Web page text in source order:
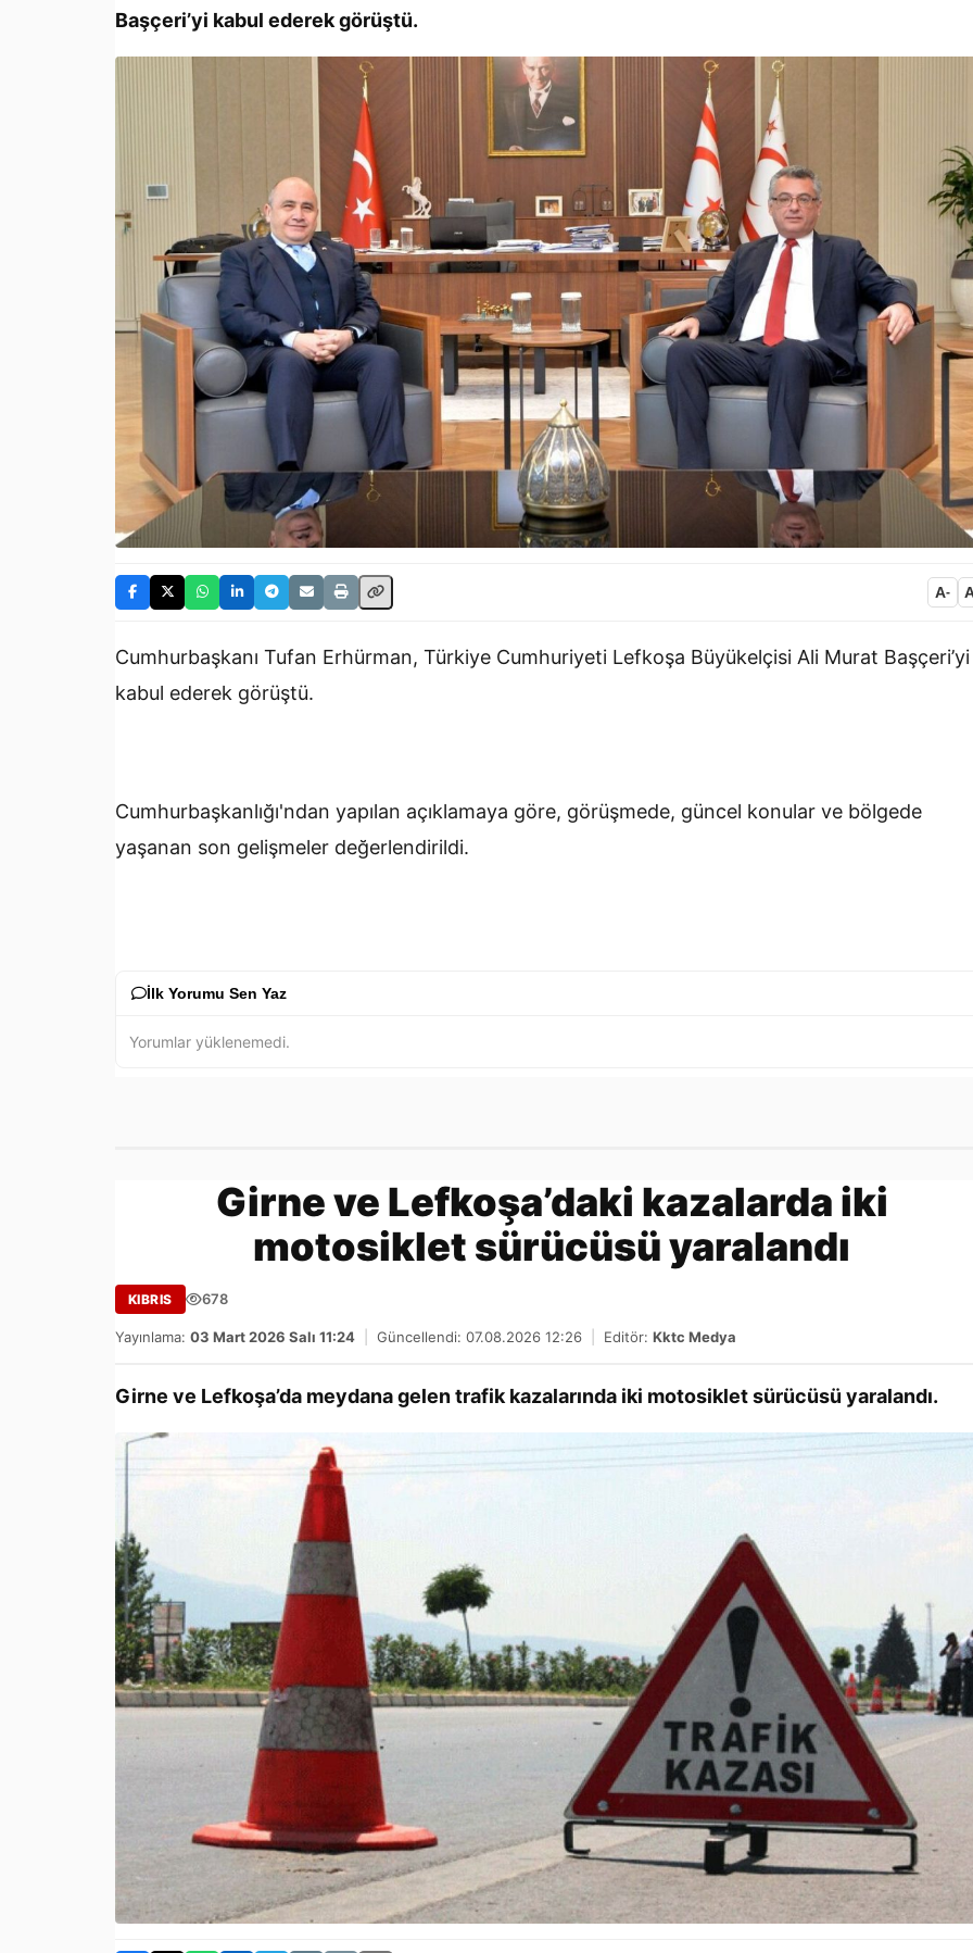
Başçeri’yi kabul ederek görüştü.
A-
Cumhurbaşkanı Tufan Erhürman, Türkiye Cumhuriyeti Lefkoşa Büyükelçisi Ali Murat Başçeri’yi
kabul ederek görüştü.
Cumhurbaşkanlığı'ndan yapılan açıklamaya göre, görüşmede, güncel konular ve bölgede
yaşanan son gelişmeler değerlendirildi.
İlk Yorumu Sen Yaz
Yorumlar yüklenemedi.
Girne ve Lefkoşa’daki kazalarda iki
motosiklet sürücüsü yaralandı
KIBRIS 678
Yayınlama: 03 Mart 2026 Salı 11:24 Güncellendi: 07.08.2026 12:26 Editör: Kktc Medya
Girne ve Lefkoşa’da meydana gelen trafik kazalarında iki motosiklet sürücüsü yaralandı.